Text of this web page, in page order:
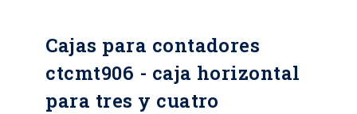
Cajas para contadores
ctcmt906 - caja horizontal
para tres y cuatro